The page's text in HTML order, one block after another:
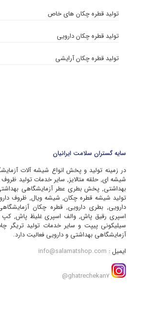
تولید قطره چکان های خاص
تولید قطره چکان دارویی
تولید قطره چکان آرایشی
سایه گستران سلامت ایرانیان
در زمینه تولید و پخش انواع شیشه آلات
شیشه ای, حلقه متالایز, سایر خدمات تولید
بهداشتی, پخش بطری عطر آزمایشگاهی
تولید شیشه قطره چکان, شیشه ویال, ظروف
دارویی, بطری دارویی, قطره چکان
اسپری رقیق پاش, والف اسپری غلیظ پاش, کپ
سیلیکونی پیپت و سایر خدمات تولید تریگر
آزمایشگاهی بهداشتی و دارویی فعالیت دارد.
ایمیل : info@salamatshop.com
ghatrechekan7@